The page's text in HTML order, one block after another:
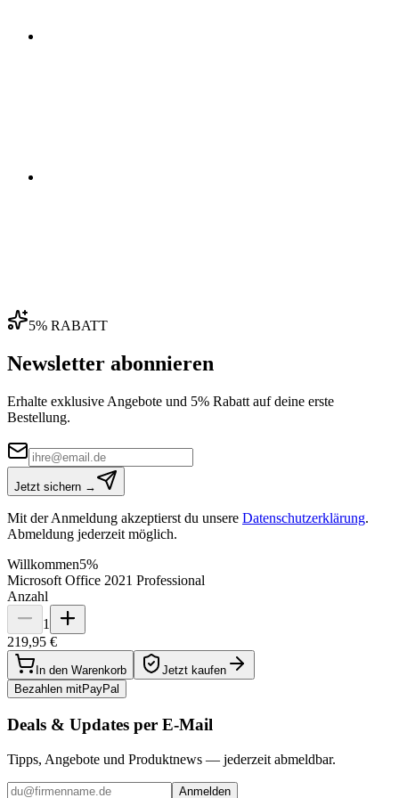
5% RABATT
Newsletter abonnieren
Erhalte exklusive Angebote und 5% Rabatt auf deine erste
Bestellung.
Jetzt sichern →
Mit der Anmeldung akzeptierst du unsere Datenschutzerklärung.
Abmeldung jederzeit möglich.
Willkommen5%
Microsoft Office 2021 Professional
Anzahl
1
219,95 €
In den Warenkorb
Jetzt kaufen
Bezahlen mitPayPal
Deals & Updates per E-Mail
Tipps, Angebote und Produktnews — jederzeit abmeldbar.
Anmelden